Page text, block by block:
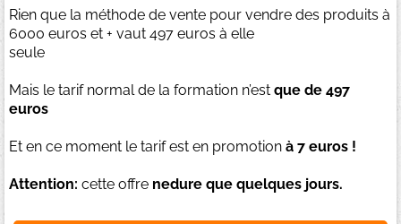
Rien que la méthode de vente pour vendre des produits à
6000 euros et + vaut 497 euros à elle
seule
Mais le tarif normal de la formation n’est que de 497
euros
Et en ce moment le tarif est en promotion à 7 euros !
Attention: cette offre nedure que quelques jours.